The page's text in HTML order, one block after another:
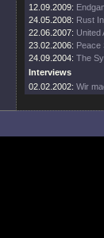
12.09.2009:
24.05.2008: Rust
22.06.2007: United
23.02.2006: Peace
24.09.2004: The
Interviews
02.02.2002: Wir